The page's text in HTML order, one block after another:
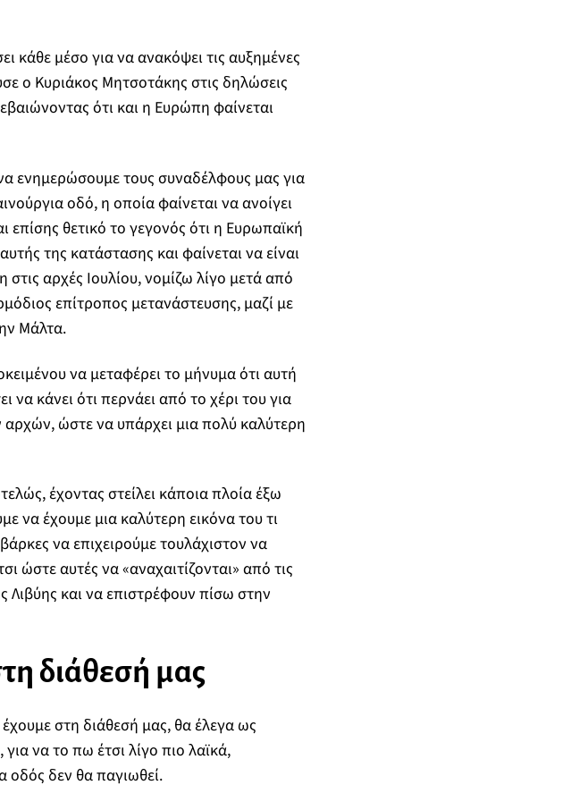
κάθε μέσο για να ανακόψει τις αυξημένες
ο Κυριάκος Μητσοτάκης στις δηλώσεις
ότι και η Ευρώπη φαίνεται
ενημερώσουμε τους συναδέλφους μας για
οδό, η οποία φαίνεται να ανοίγει
επίσης θετικό το γεγονός ότι η Ευρωπαϊκή
της κατάστασης και φαίνεται να είναι
αρχές Ιουλίου, νομίζω λίγο μετά από
επίτροπος μετανάστευσης, μαζί με
Μάλτα.
να μεταφέρει το μήνυμα ότι αυτή
να κάνει ότι περνάει από το χέρι του για
ώστε να υπάρχει μια πολύ καλύτερη
έχοντας στείλει κάποια πλοία έξω
να έχουμε μια καλύτερη εικόνα του τι
να επιχειρούμε τουλάχιστον να
ώστε αυτές να «αναχαιτίζονται» από τις
Λιβύης και να επιστρέφουν πίσω στην
διάθεσή μας
στη διάθεσή μας, θα έλεγα ως
να το πω έτσι λίγο πιο λαϊκά,
οδός δεν θα παγιωθεί.